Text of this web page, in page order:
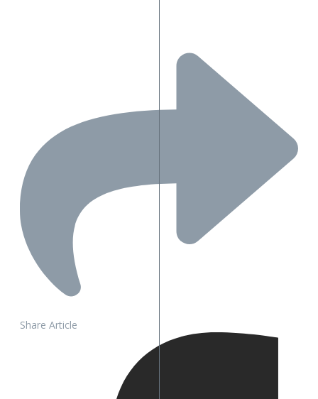
Share Article